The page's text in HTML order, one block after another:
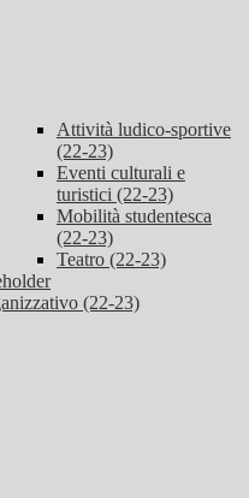
Attività ludico-sportive
(22-23)
Eventi culturali e
turistici (22-23)
Mobilità studentesca
(22-23)
Teatro (22-23)
(22-23)